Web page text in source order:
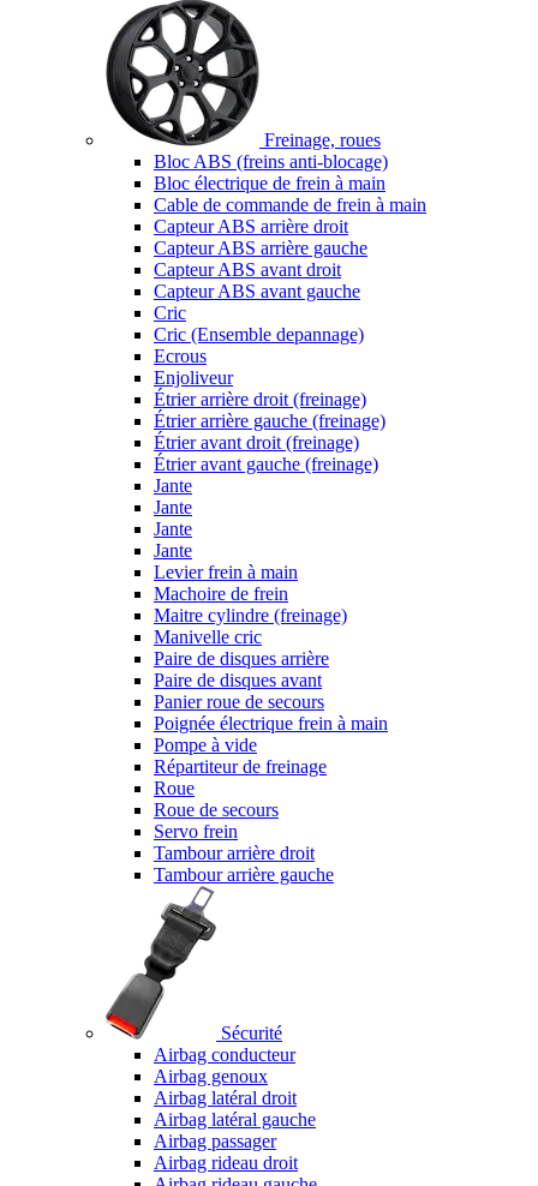
Freinage, roues
Bloc ABS (freins anti-blocage)
Bloc électrique de frein à main
Cable de commande de frein à main
Capteur ABS arrière droit
Capteur ABS arrière gauche
Capteur ABS avant droit
Capteur ABS avant gauche
Cric
Cric (Ensemble depannage)
Ecrous
Enjoliveur
Étrier arrière droit (freinage)
Étrier arrière gauche (freinage)
Étrier avant droit (freinage)
Étrier avant gauche (freinage)
Jante
Jante
Jante
Jante
Levier frein à main
Machoire de frein
Maitre cylindre (freinage)
Manivelle cric
Paire de disques arrière
Paire de disques avant
Panier roue de secours
Poignée électrique frein à main
Pompe à vide
Répartiteur de freinage
Roue
Roue de secours
Servo frein
Tambour arrière droit
Tambour arrière gauche
Sécurité
Airbag conducteur
Airbag genoux
Airbag latéral droit
Airbag latéral gauche
Airbag passager
Airbag rideau droit